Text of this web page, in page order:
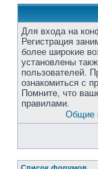
Для входа на
Регистрация
более широкие
установлены
пользователей.
ознакомиться с
Помните, что
правилами.
Общие